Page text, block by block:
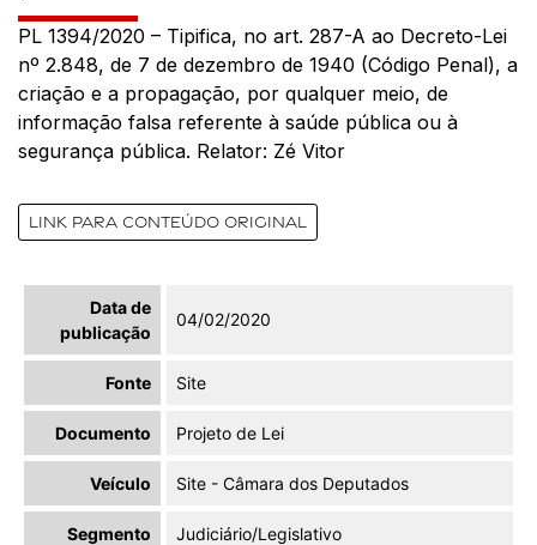
PL 1394/2020 – Tipifica, no art. 287-A ao Decreto-Lei
nº 2.848, de 7 de dezembro de 1940 (Código Penal), a
criação e a propagação, por qualquer meio, de
informação falsa referente à saúde pública ou à
segurança pública. Relator: Zé Vitor
Link para conteúdo original
Data de
publicação
04/02/2020
Fonte Site
Documento Projeto de Lei
Veículo Site - Câmara dos Deputados
Segmento Judiciário/Legislativo